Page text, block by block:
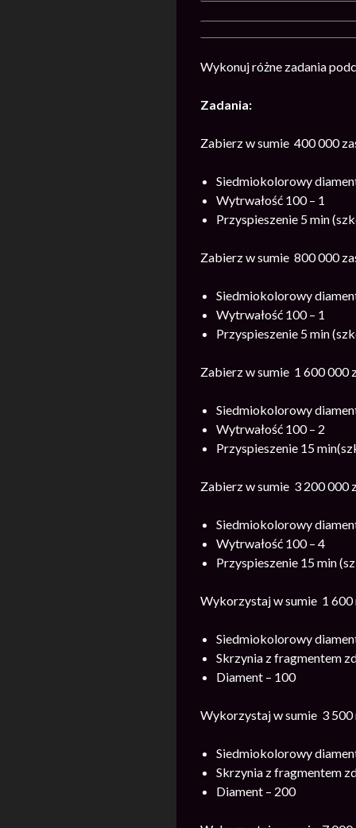
Wykonuj różne zadania
Zadania:
Zabierz w sumie 400 000
Siedmiokolorowy
Wytrwałość 100 – 1
Przyspieszenie 5 min
Zabierz w sumie 800 000
Siedmiokolorowy
Wytrwałość 100 – 1
Przyspieszenie 5 min
Zabierz w sumie 1 600 000
Siedmiokolorowy
Wytrwałość 100 – 2
Przyspieszenie 15
Zabierz w sumie 3 200 000
Siedmiokolorowy
Wytrwałość 100 – 4
Przyspieszenie 15 min
Wykorzystaj w sumie 1 600
Siedmiokolorowy
Skrzynia z fragmentem
Diament – 100
Wykorzystaj w sumie 3 500
Siedmiokolorowy
Skrzynia z fragmentem
Diament – 200